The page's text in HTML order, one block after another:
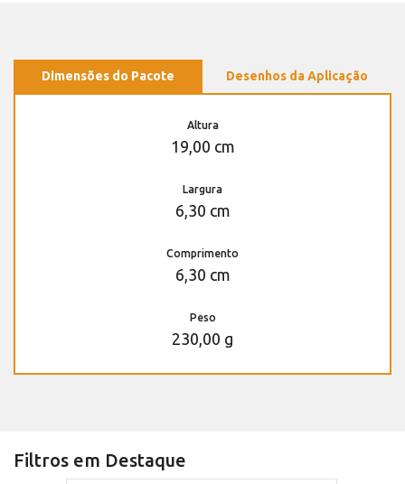
Dimensões do Pacote Desenhos da Aplicação
Altura
19,00 cm
Largura
6,30 cm
Comprimento
6,30 cm
Peso
230,00 g
Filtros em Destaque